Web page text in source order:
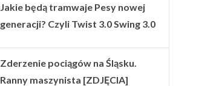
Jakie będą tramwaje Pesy nowej
generacji? Czyli Twist 3.0 Swing 3.0
Zderzenie pociągów na Śląsku.
Ranny maszynista [ZDJĘCIA]